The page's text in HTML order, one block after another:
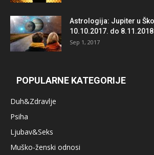
Astrologija: Jupiter u
10.10.2017. do
Sep 1, 2017
POPULARNE KATEGORIJE
Duh&Zdravlje
Psiha
Ljubav&Seks
Muško-ženski odnosi